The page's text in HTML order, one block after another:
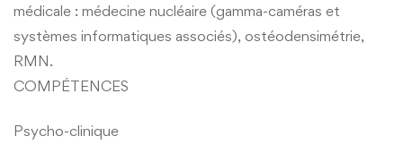
médicale : médecine nucléaire (gamma-caméras et
systèmes informatiques associés), ostéodensimétrie,
RMN.
COMPÉTENCES
Psycho-clinique